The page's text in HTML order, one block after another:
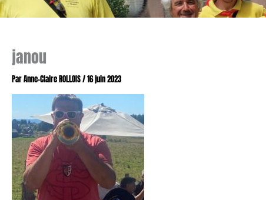
janou
ParAnne-Claire ROLLOIS/16 juin 2023